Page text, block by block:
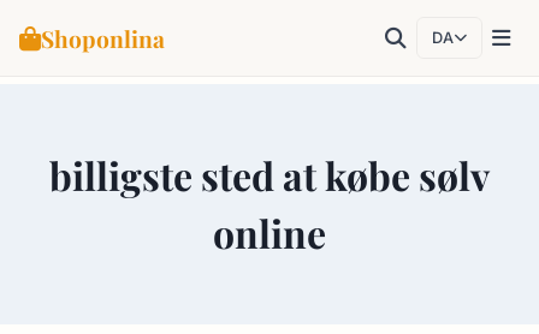
indhold
Shoponlina DA
billigste sted at købe sølv
online